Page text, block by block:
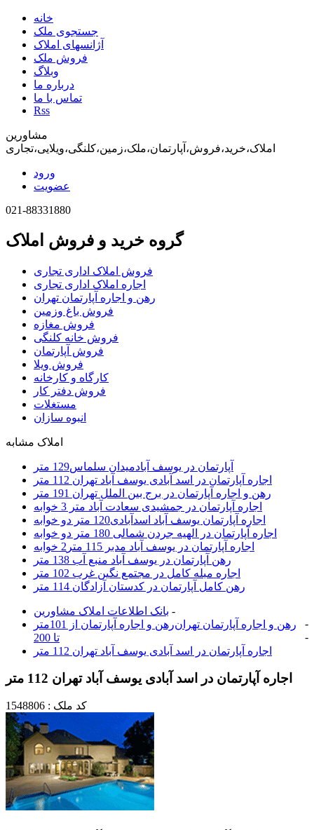
خانه
جستجوی ملک
آژانسهای املاک
فروش ملک
وبلاگ
درباره ما
تماس با ما
Rss
مشاورین
املاک،خرید،فروش،آپارتمان،ملک،زمین،کلنگی،ویلایی،تجاری
ورود
عضویت
021-88331880
گروه خرید و فروش املاک
فروش املاک اداری تجاری
اجاره املاک اداری تجاری
رهن و اجاره آپارتمان تهران
فروش باغ وزمین
فروش مغازه
فروش خانه کلنگی
فروش آپارتمان
فروش ویلا
کارگاه و کارخانه
فروش دفتر کار
مستغلات
انبوه سازان
املاک مشابه
آپارتمان در یوسف آبادمیدان سلماس129 متر
اجاره آپارتمان در اسد آبادی یوسف آباد تهران 112 متر
رهن و اجاره آپارتمان در برج بین الملل تهران 191 متر
اجاره آپارتمان در جمشیدی سعادت آباد متر 3 خوابه
اجاره آپارتمان یوسف آباد اسدآبادی120 متر دو خوابه
اجاره آپارتمان در الهیه جردن شمالی 180 متر دو خوابه
اجاره آپارتمان در یوسف آباد مدبر 115 متر2 خوابه
رهن آپارتمان در یوسف آباد منبع آب 138 متر
اجاره مبله کامل در مجتمع نگین غرب 102 متر
رهن کامل آپارتمان در کدستان آزادگان 114 متر
بانک اطلاعات املاک مشاورين -
رهن و اجاره آپارتمان تهران
-
رهن و اجاره آپارتمان از 101متر
تا 200
-
اجاره آپارتمان در اسد آبادی یوسف آباد تهران 112 متر
اجاره آپارتمان در اسد آبادی یوسف آباد تهران 112 متر
کد ملک : 1548806